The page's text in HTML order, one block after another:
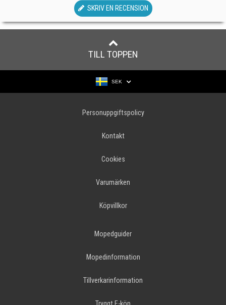
SKRIV EN RECENSION
TILL TOPPEN
SEK
Personuppgiftspolicy
Kontakt
Cookies
Varumärken
Köpvillkor
Mopedguider
Mopedinformation
Tillverkarinformation